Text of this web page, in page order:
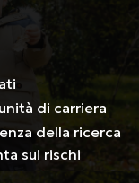
di carriera
della ricerca
sui rischi